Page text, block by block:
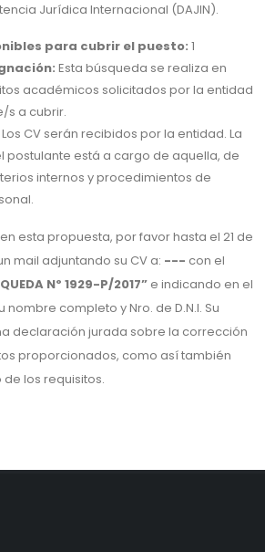
Jurídica Internacional (DAJIN).
para cubrir el puesto: 1
Esta búsqueda se realiza en
académicos solicitados por la entidad
s a cubrir.
Los CV serán recibidos por la entidad. La
postulante está a cargo de aquella, de
internos y procedimientos de
esta propuesta, por favor hasta el 21 de
mail adjuntando su CV a: --- con el
Nº 1929-P/2017” e indicando en el
completo y Nro. de D.N.I. Su
declaración jurada sobre la corrección
proporcionados, como así también
los requisitos.